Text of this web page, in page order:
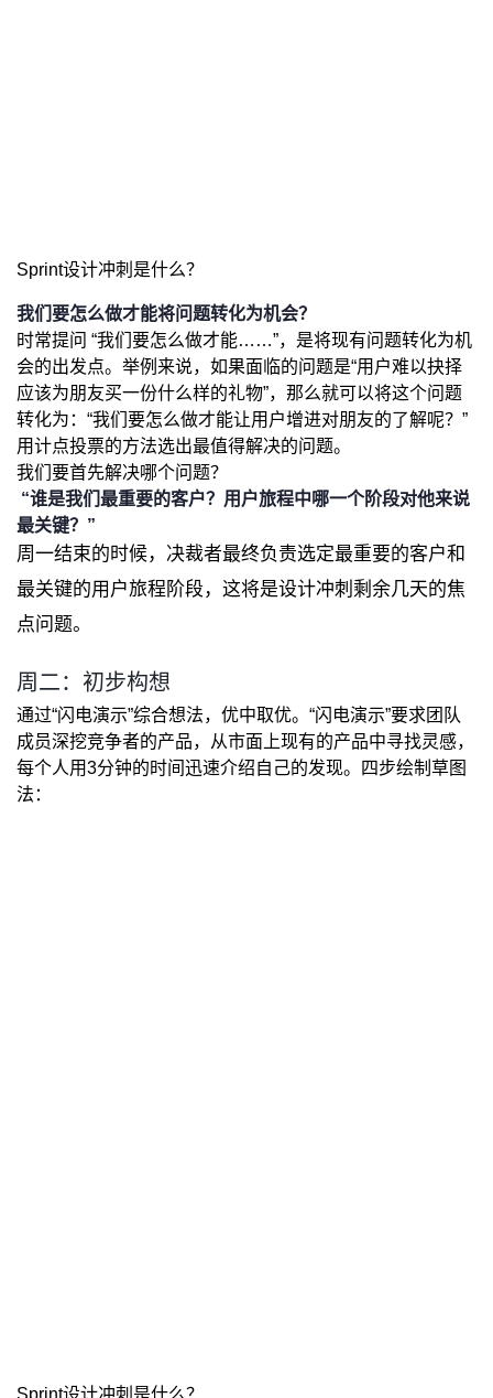
Sprint设计冲刺是什么？
我们要怎么做才能将问题转化为机会？
时常提问 “我们要怎么做才能……”，是将现有问题转化为机
会的出发点。举例来说，如果面临的问题是“用户难以抉择
应该为朋友买一份什么样的礼物”，那么就可以将这个问题
转化为：“我们要怎么做才能让用户增进对朋友的了解呢？”
用计点投票的方法选出最值得解决的问题。
我们要首先解决哪个问题？
“谁是我们最重要的客户？用户旅程中哪一个阶段对他来说
最关键？”
周一结束的时候，决裁者最终负责选定最重要的客户和
最关键的用户旅程阶段，这将是设计冲刺剩余几天的焦
点问题。
周二：初步构想
通过“闪电演示”综合想法，优中取优。“闪电演示”要求团队
成员深挖竞争者的产品，从市面上现有的产品中寻找灵感，
每个人用3分钟的时间迅速介绍自己的发现。
四步绘制草图
法：
Sprint设计冲刺是什么？